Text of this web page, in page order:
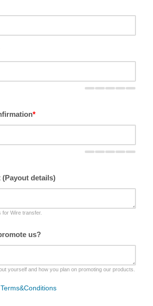
*
(Payout details)
for Wire transfer.
us?
yourself and how you plan on promoting our products.